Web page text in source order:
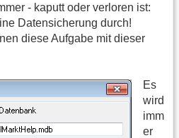
- kaputt oder verloren ist:
Datensicherung durch!
diese Aufgabe mit dieser
Es
wird
imm
er